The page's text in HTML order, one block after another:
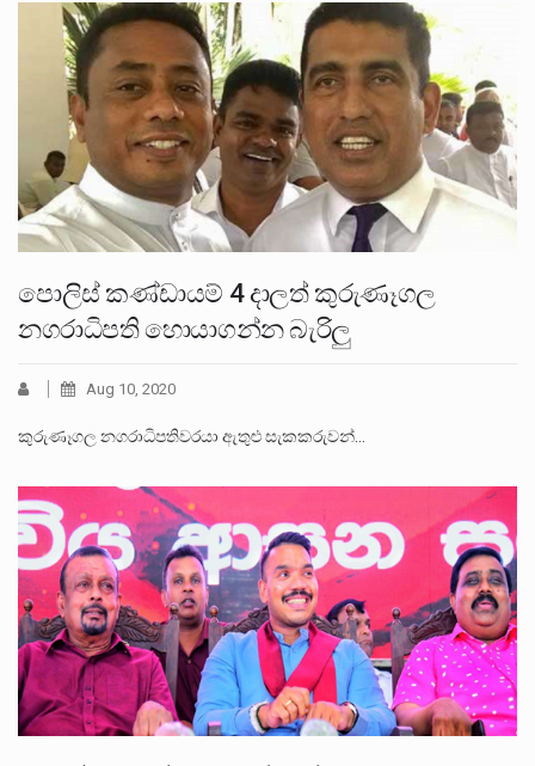
පොලිස් කණ්ඩායම් 4 දාලත් කුරුණෑගල
නගරාධිපති හොයාගන්න බැරිලු
Aug 10, 2020
කුරුණෑගල නගරාධිපතිවරයා ඇතුළු සැකකරුවන්…